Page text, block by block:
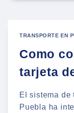
TRANSPORTE EN
Como
tarjeta
El sistema de
Puebla ha